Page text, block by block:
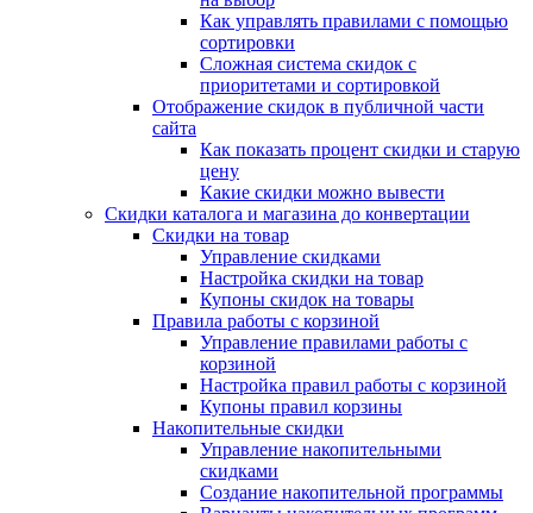
Как управлять правилами с помощью
сортировки
Сложная система скидок с
приоритетами и сортировкой
Отображение скидок в публичной части
сайта
Как показать процент скидки и старую
цену
Какие скидки можно вывести
Скидки каталога и магазина до конвертации
Скидки на товар
Управление скидками
Настройка скидки на товар
Купоны скидок на товары
Правила работы с корзиной
Управление правилами работы с
корзиной
Настройка правил работы с корзиной
Купоны правил корзины
Накопительные скидки
Управление накопительными
скидками
Создание накопительной программы